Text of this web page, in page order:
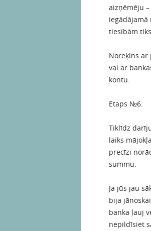
aizņēmēju
iegādājamā
tiesībām
Norēķins ar
vai ar
kontu.
Etaps №6.
Tiklīdz
laiks
precīzi
summu.
Ja jūs jau
bija
banka ļauj
nepildīsiet